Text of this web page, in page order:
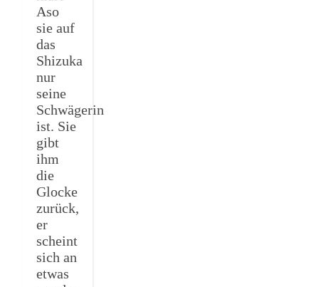
Aso
sie auf
das
Shizuka
nur
seine
Schwägerin
ist. Sie
gibt
ihm
die
Glocke
zurück,
er
scheint
sich an
etwas